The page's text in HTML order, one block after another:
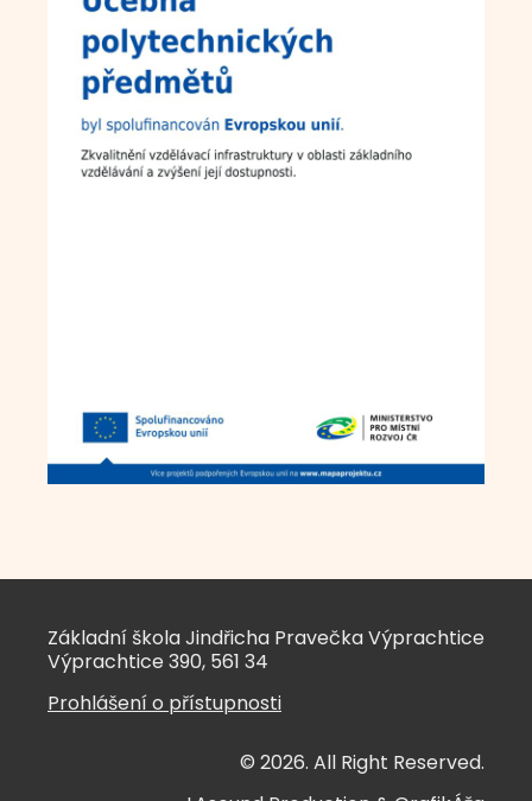
Základní škola Jindřicha Pravečka Výprachtice
Výprachtice 390, 561 34
Prohlášení o přístupnosti
© 2026. All Right Reserved.